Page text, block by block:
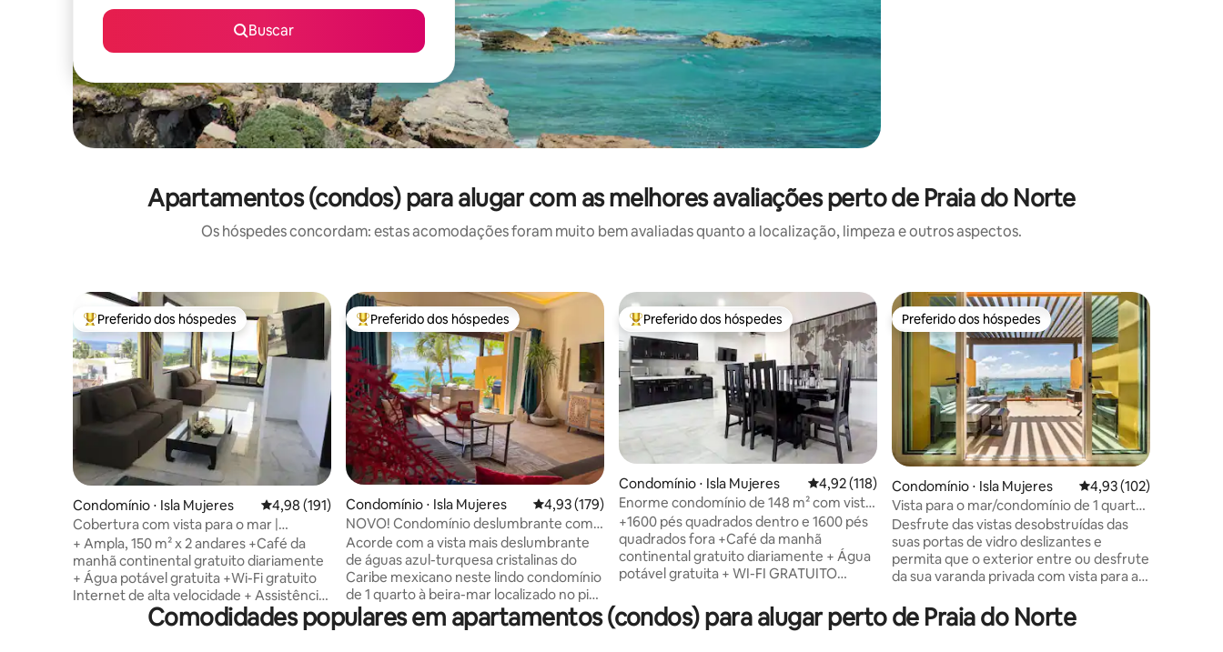
Buscar
Apartamentos (condos) para alugar com as melhores avaliações perto de Praia do Norte
Os hóspedes concordam: estas acomodações foram muito bem avaliadas quanto a localização, limpeza e outros aspectos.
Entre os melhores preferidos dos hóspedes
Preferido dos hóspedes
Condomínio ⋅ Isla Mujeres 4,98 de uma avaliação média de 5, 191 avaliações
4,98 (191)
Cobertura com vista para o mar |
Carrinho de golfe + café da manhã
+ Ampla, 150 m² x 2 andares +Café da
manhã continental gratuito diariamente
+ Água potável gratuita +Wi-Fi gratuito
Internet de alta velocidade + Assistência
e Estacionamento de Carrinho de Golfe
+Máscaras de snorkel +Opção de chef
Entre os melhores preferidos dos hóspedes
Preferido dos hóspedes
Condomínio ⋅ Isla Mujeres 4,93 de uma avaliação média de 5, 179 avaliações
4,93 (179)
NOVO! Condomínio deslumbrante com
vista para a piscina e o mar de 1 quarto
em Sotavento
Acorde com a vista mais deslumbrante
de águas azul-turquesa cristalinas do
Caribe mexicano neste lindo condomínio
de 1 quarto à beira-mar localizado no piso
térreo do Sotavento - sem escadas/fácil
acesso. Fornecido: tapetes de ioga,
Entre os melhores preferidos dos hóspedes
Preferido dos hóspedes
Condomínio ⋅ Isla Mujeres 4,92 de uma avaliação média de 5, 118 avaliações
4,92 (118)
Enorme condomínio de 148 m² com vista
para o lago + café da manhã
+1600 pés quadrados dentro e 1600 pés
quadrados fora +Café da manhã
continental gratuito diariamente + Água
potável gratuita + WI-FI GRATUITO
snorkel + Assistência e Estacionamento
de Carrinho de Golfe +Opções de chef
Preferido dos hóspedes
Preferido dos hóspedes
Condomínio ⋅ Isla Mujeres 4,93 de uma avaliação
4,93 (102)
Vista para o mar/condomínio de 1 quarto
com piscina de borda infinita
Desfrute das vistas desobstruídas das
suas portas de vidro deslizantes e
permita que o exterior entre ou desfrute
da sua varanda privada com vista para a
limpeza e manutenção concluiu o
programa mexicano de certificação de
Comodidades populares em apartamentos (condos) para alugar perto de Praia do Norte